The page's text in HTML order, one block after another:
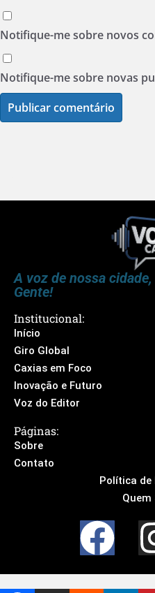
Notifique-me sobre novos
Notifique-me sobre novas
A voz de nossa
Gente!
Institucional:
Início
Giro Global
Caxias em Foco
Inovação e Futuro
Voz do Editor
Páginas:
Sobre
Contato
Política de
Quem